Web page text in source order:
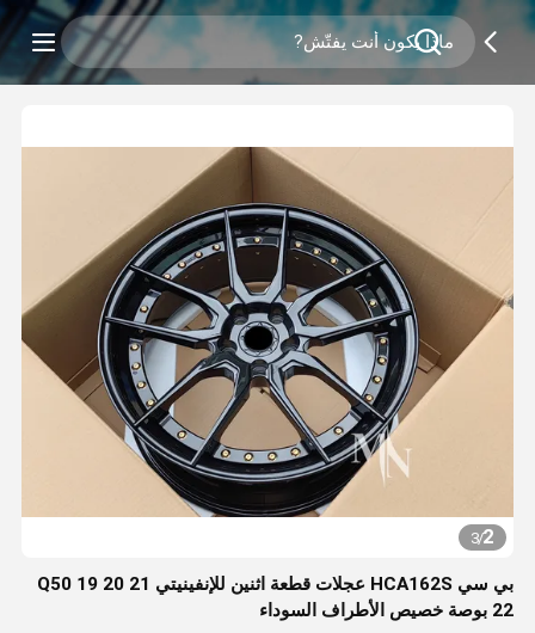
2
/
3
بي سي HCA162S عجلات قطعة اثنين للإنفينيتي Q50 19 20 21
22 بوصة خصيص الأطراف السوداء